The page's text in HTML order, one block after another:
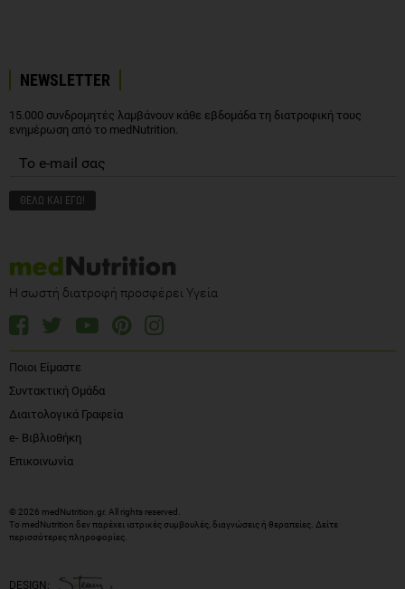
NEWSLETTER
15.000 συνδρομητές λαμβάνουν κάθε εβδομάδα τη διατροφική τους
ενημέρωση από το medNutrition.
Η σωστή διατροφή προσφέρει Υγεία
Ποιοι Είμαστε
Συντακτική Ομάδα
Διαιτολογικά Γραφεία
e- Βιβλιοθήκη
Επικοινωνία
© 2026 medNutrition.gr. All rights reserved.
Το medNutrition δεν παρέχει ιατρικές συμβουλές, διαγνώσεις ή θεραπείες. Δείτε
περισσότερες πληροφορίες
DESIGN: